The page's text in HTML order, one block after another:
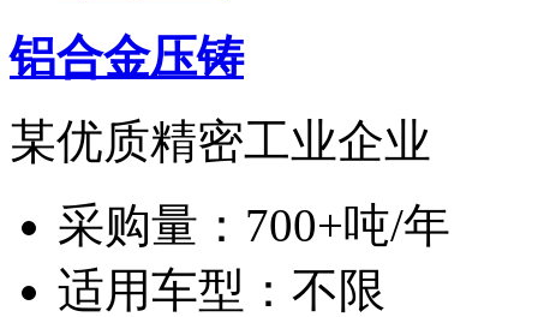
铝合金压铸
某优质精密工业企业
采购量： 700+吨/年
适用车型： 不限